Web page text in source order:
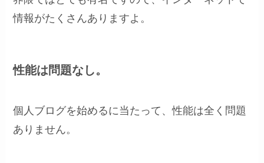
情報がたくさんありますよ。
性能は問題なし。
個人ブログを始めるに当たって、性能は全く問題
ありません。